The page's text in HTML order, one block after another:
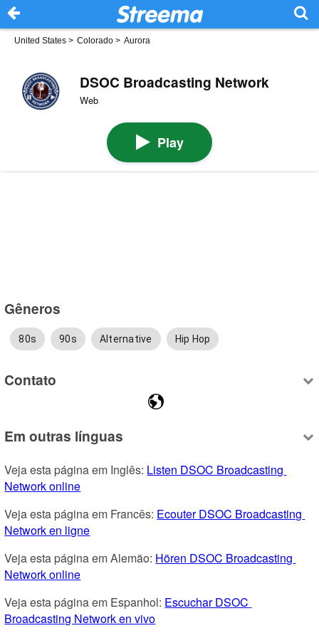
United States > Colorado > Aurora
DSOC Broadcasting Network
Web
Play
Gêneros
80s 90s Alternative Hip Hop
Contato
Em outras línguas
Veja esta página em Inglês: Listen DSOC Broadcasting
Network online
Veja esta página em Francês: Ecouter DSOC Broadcasting
Network en ligne
Veja esta página em Alemão: Hören DSOC Broadcasting
Network online
Veja esta página em Espanhol: Escuchar DSOC
Broadcasting Network en vivo